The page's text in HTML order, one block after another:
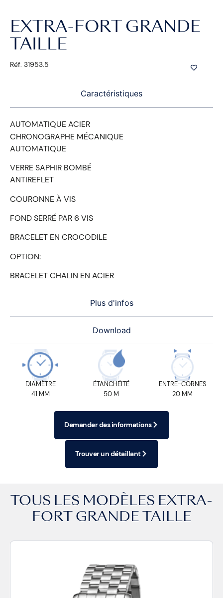
EXTRA-FORT GRANDE
TAILLE
Réf. 31953.5
Caractéristiques
Plus d'infos
Download
AUTOMATIQUE ACIER
CHRONOGRAPHE MÉCANIQUE
AUTOMATIQUE
VERRE SAPHIR BOMBÉ
ANTIREFLET
COURONNE À VIS
FOND SERRÉ PAR 6 VIS
BRACELET EN CROCODILE
OPTION:
BRACELET CHALIN EN ACIER
DIAMÈTRE
41 MM
ÉTANCHÉITÉ
50 M
ENTRE-CORNES
20 MM
Demander des informations
Trouver un détaillant
TOUS LES MODÈLES EXTRA-
FORT GRANDE TAILLE